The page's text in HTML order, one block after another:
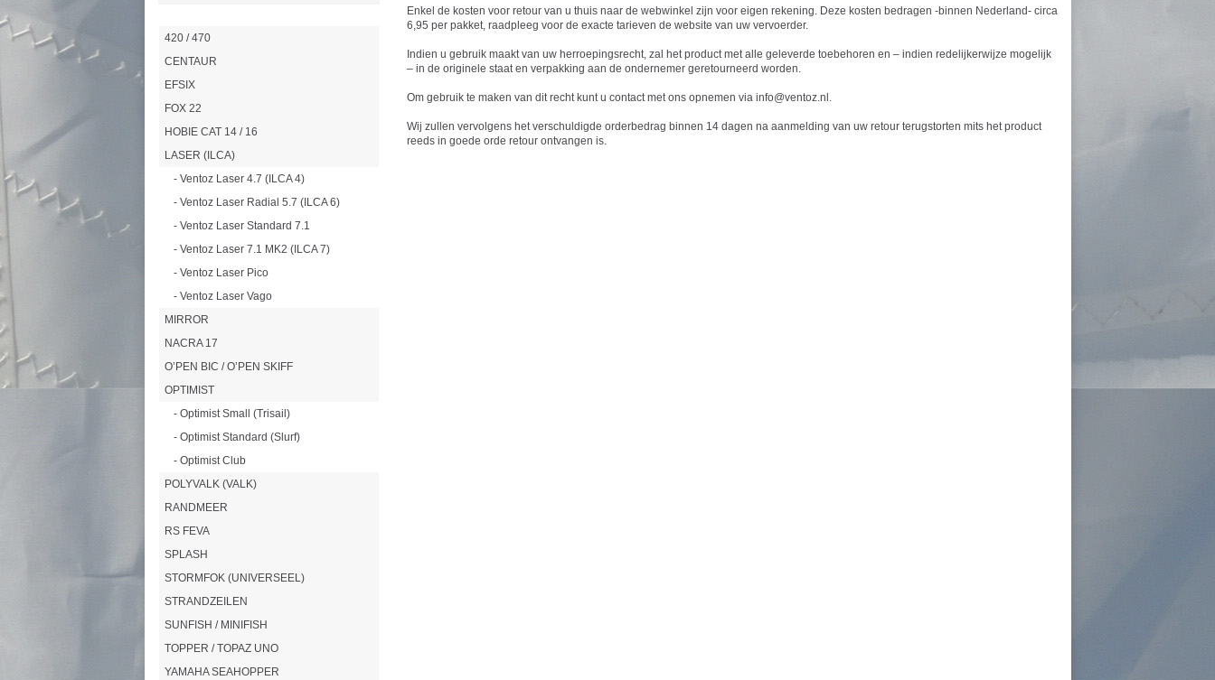
420 / 470
CENTAUR
EFSIX
FOX 22
HOBIE CAT 14 / 16
LASER (ILCA)
- Ventoz Laser 4.7 (ILCA 4)
- Ventoz Laser Radial 5.7 (ILCA 6)
- Ventoz Laser Standard 7.1
- Ventoz Laser 7.1 MK2 (ILCA 7)
- Ventoz Laser Pico
- Ventoz Laser Vago
MIRROR
NACRA 17
O’PEN BIC / O’PEN SKIFF
OPTIMIST
- Optimist Small (Trisail)
- Optimist Standard (Slurf)
- Optimist Club
POLYVALK (VALK)
RANDMEER
RS FEVA
SPLASH
STORMFOK (UNIVERSEEL)
STRANDZEILEN
SUNFISH / MINIFISH
TOPPER / TOPAZ UNO
YAMAHA SEAHOPPER
Enkel de kosten voor retour van u thuis naar de webwinkel zijn voor eigen rekening. Deze kosten bedragen -binnen Nederland- circa
6,95 per pakket, raadpleeg voor de exacte tarieven de website van uw vervoerder.
Indien u gebruik maakt van uw herroepingsrecht, zal het product met alle geleverde toebehoren en – indien redelijkerwijze mogelijk
– in de originele staat en verpakking aan de ondernemer geretourneerd worden.
Om gebruik te maken van dit recht kunt u contact met ons opnemen via info@ventoz.nl.
Wij zullen vervolgens het verschuldigde orderbedrag binnen 14 dagen na aanmelding van uw retour terugstorten mits het product
reeds in goede orde retour ontvangen is.